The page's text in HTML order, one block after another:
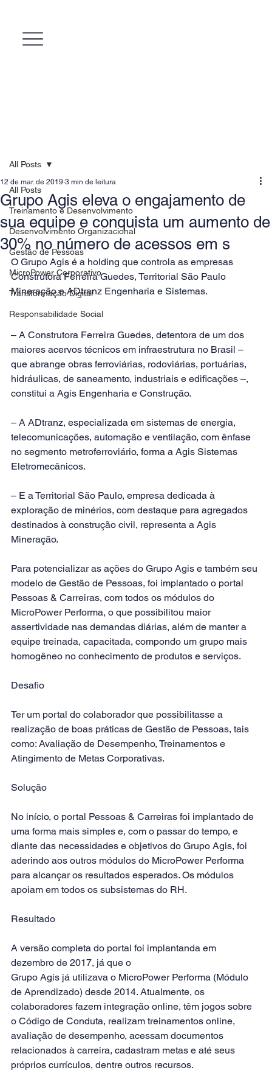
All Posts
Treinamento e Desenvolvimento
Desenvolvimento Organizacional
Gestão de Pessoas
MicroPower Corporativo
Transformação Digital
Responsabilidade Social
All Posts
Grupo Agis eleva o engajamento de
sua equipe e conquista um aumento de
30% no número de acessos em s
12 de mar. de 2019 3 min de leitura
O Grupo Agis é a holding que controla as empresas
Construtora Ferreira Guedes, Territorial São Paulo
Mineração e ADtranz Engenharia e Sistemas.
– A Construtora Ferreira Guedes, detentora de um dos
maiores acervos técnicos em infraestrutura no Brasil –
que abrange obras ferroviárias, rodoviárias, portuárias,
hidráulicas, de saneamento, industriais e edificações –,
constitui a Agis Engenharia e Construção.
– A ADtranz, especializada em sistemas de energia,
telecomunicações, automação e ventilação, com ênfase
no segmento metroferroviário, forma a Agis Sistemas
Eletromecânicos.
– E a Territorial São Paulo, empresa dedicada à
exploração de minérios, com destaque para agregados
destinados à construção civil, representa a Agis
Mineração.
Para potencializar as ações do Grupo Agis e também seu
modelo de Gestão de Pessoas, foi implantado o portal
Pessoas & Carreiras, com todos os módulos do
MicroPower Performa, o que possibilitou maior
assertividade nas demandas diárias, além de manter a
equipe treinada, capacitada, compondo um grupo mais
homogêneo no conhecimento de produtos e serviços.
Desafio
Ter um portal do colaborador que possibilitasse a
realização de boas práticas de Gestão de Pessoas, tais
como: Avaliação de Desempenho, Treinamentos e
Atingimento de Metas Corporativas.
Solução
No início, o portal Pessoas & Carreiras foi implantado de
uma forma mais simples e, com o passar do tempo, e
diante das necessidades e objetivos do Grupo Agis, foi
aderindo aos outros módulos do MicroPower Performa
para alcançar os resultados esperados. Os módulos
apoiam em todos os subsistemas do RH.
Resultado
A versão completa do portal foi implantanda em
dezembro de 2017, já que o
Grupo Agis já utilizava o MicroPower Performa (Módulo
de Aprendizado) desde 2014. Atualmente, os
colaboradores fazem integração online, têm jogos sobre
o Código de Conduta, realizam treinamentos online,
avaliação de desempenho, acessam documentos
relacionados à carreira, cadastram metas e até seus
próprios currículos, dentre outros recursos.